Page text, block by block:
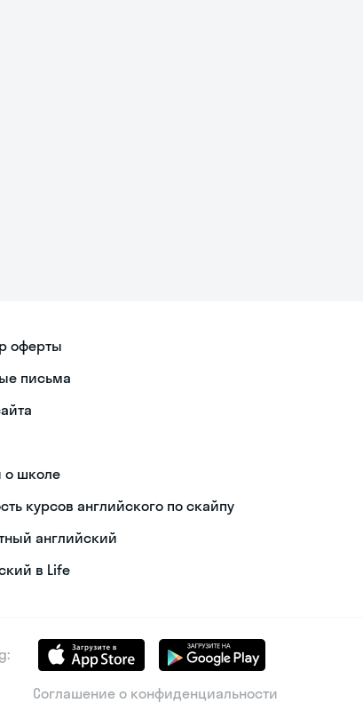
оферты
письма
о школе
курсов английского по скайпу
английский
в Life
Соглашение о конфиденциальности